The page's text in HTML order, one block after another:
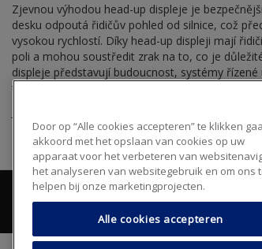
Zjevnou výhodou head-up displeje je
desku odpoutá řidičův pohled od silnice, což
vysokou rychlostí. Díky head-up displeji mají
poli a mohou soustředit zrak na to, co je
displeje představují budoucnost, systémy
tradiční údaje týkající se automobilu, ale i
Jako přední výrobce skla je AGC v čele vývoje
Door op “Alle cookies accepteren” te klikken
akkoord met het opslaan van cookies op uw
apparaat voor het verbeteren van
het analyseren van websitegebruik en om ons
helpen bij onze marketingprojecten.
Alle cookies accepteren